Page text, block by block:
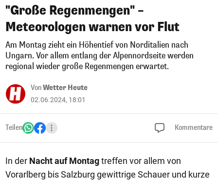
"Große Regenmengen" –
Meteorologen warnen vor Flut
Am Montag zieht ein Höhentief von Norditalien nach
Ungarn. Vor allem entlang der Alpennordseite werden
regional wieder große Regenmengen erwartet.
VonWetter Heute
02.06.2024, 18:01
Teilen Kommentare
In der Nacht auf Montagtreffen vor allem von
Vorarlberg bis Salzburg gewittrige Schauer und kurze